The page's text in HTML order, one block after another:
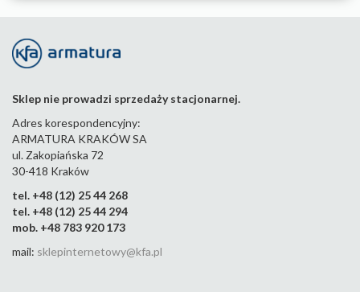
Sklep nie prowadzi sprzedaży stacjonarnej.
Adres korespondencyjny:
ARMATURA KRAKÓW SA
ul. Zakopiańska 72
30-418 Kraków
tel. +48 (12) 25 44 268
tel. +48 (12) 25 44 294
mob. +48 783 920 173
mail: sklepinternetowy@kfa.pl